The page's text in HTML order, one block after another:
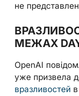
не
МЕЖАХ
OpenAI
уже призвела
вразливостей